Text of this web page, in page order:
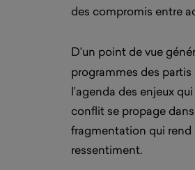
des compromis entre
D'un point de vue
programmes des
l’agenda des enjeux
conflit se propage
fragmentation qui rend
ressentiment.